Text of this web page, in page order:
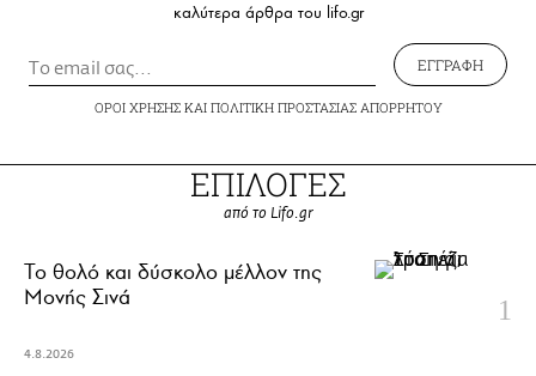
καλύτερα άρθρα του lifo.gr
ΕΓΓΡΑΦΗ
ΟΡΟΙ ΧΡΗΣΗΣΚΑΙ ΠΟΛΙΤΙΚΗ ΠΡΟΣΤΑΣΙΑΣ ΑΠΟΡΡΗΤΟΥ
ΕΠΙΛΟΓΕΣ
από το Lifo.gr
Το θολό και δύσκολο μέλλον της
Μονής Σινά
4.8.2026